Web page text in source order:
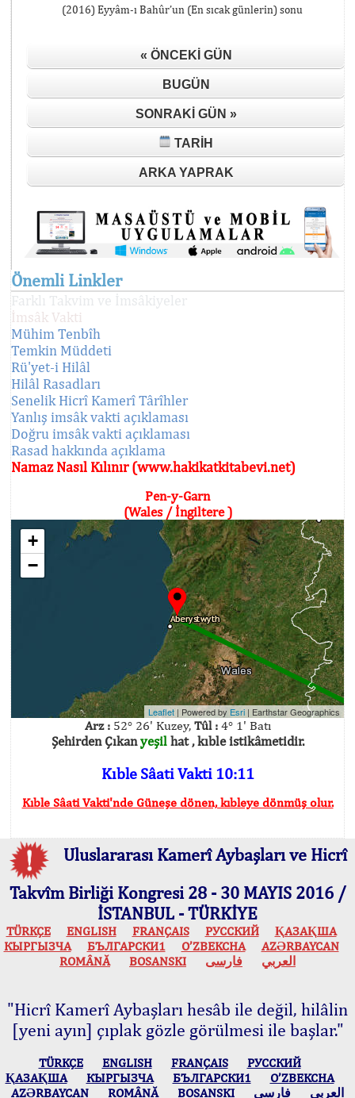
(2016) Eyyâm-ı Bahûr’un (En sıcak günlerin) sonu
« ÖNCEKI GÜN
BUGÜN
SONRAKI GÜN »
TARIH
ARKA YAPRAK
Önemli Linkler
Farklı Takvim ve İmsâkiyeler
İmsâk Vakti
Mühim Tenbîh
Temkin Müddeti
Rü'yet-i Hilâl
Hilâl Rasadları
Senelik Hicrî Kamerî Târîhler
Yanlış imsâk vakti açıklaması
Doğru imsâk vakti açıklaması
Rasad hakkında açıklama
Namaz Nasıl Kılınır (www.hakikatkitabevi.net)
Pen-y-Garn
(Wales / İngiltere )
+
−
Leaflet | Powered by Esri | Earthstar Geographics
Arz :52° 26' Kuzey, Tûl :4° 1' Batı
Şehirden Çıkanyeşilhat , kıble istikâmetidir.
Kıble Sâati Vakti 10:11
Kıble Sâati Vakti'nde Güneşe dönen, kıbleye dönmüş olur.
Uluslararası Kamerî Aybaşları ve Hicrî
Takvîm Birliği Kongresi 28 - 30 MAYIS 2016 /
İSTANBUL - TÜRKİYE
TÜRKÇE ENGLISH FRANÇAIS РУССКИЙ
ҚАЗАҚША
КЫPГЫЗЧA
БЪЛГАРСКИ1 O’ZBEKCHA
AZӘRBAYCAN
ROMÂNĂ
BOSANSKI العربي فارسی
"Hicrî Kamerî Aybaşları hesâb ile değil, hilâlin
[yeni ayın] çıplak gözle görülmesi ile başlar."
TÜRKÇE ENGLISH FRANÇAIS
РУССКИЙ
ҚАЗАҚША
КЫPГЫЗЧA БЪЛГАРСКИ1
O’ZBEKCHA
AZӘRBAYCAN
ROMÂNĂ BOSANSKI العربي فارسی